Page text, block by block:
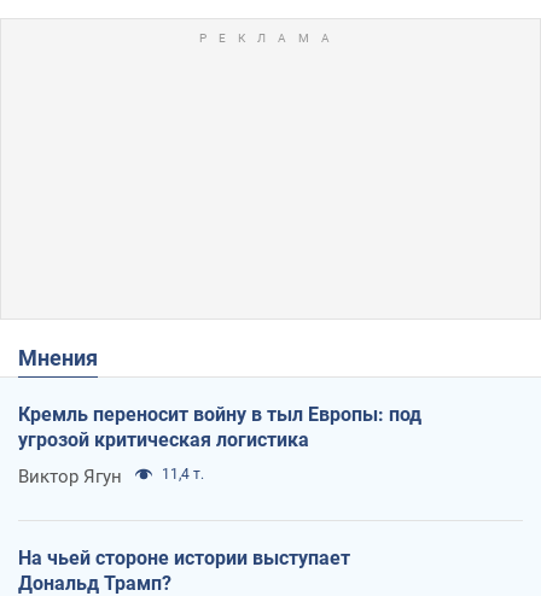
Мнения
Кремль переносит войну в тыл Европы: под
угрозой критическая логистика
Виктор Ягун 11,4 т.
На чьей стороне истории выступает
Дональд Трамп?